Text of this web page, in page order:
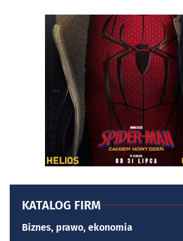
KATALOG FIRM
Biznes, prawo, ekonomia